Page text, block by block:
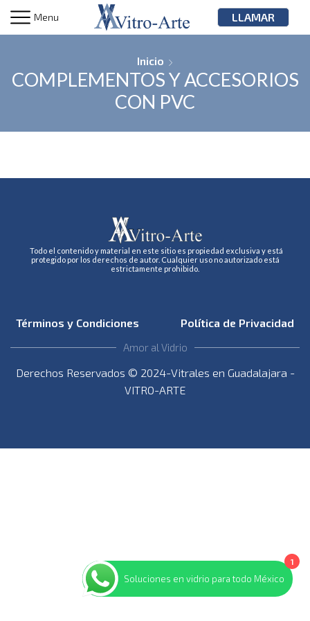
Menu LLAMAR
Inicio
COMPLEMENTOS Y ACCESORIOS
CON PVC
Todo el contenido y material en este sitio es propiedad exclusiva y está
protegido por los derechos de autor. Cualquier uso no autorizado está
estrictamente prohibido.
Términos y Condiciones Política de Privacidad
Amor al Vidrio
Derechos Reservados © 2024-Vitrales en Guadalajara -
VITRO-ARTE
1
Soluciones en vidrio para todo México